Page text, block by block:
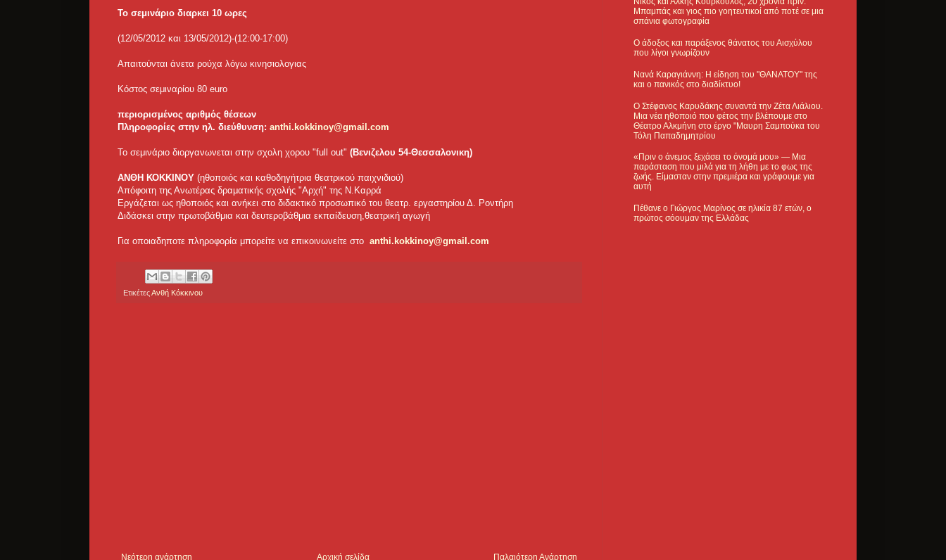
To σεμινάριο διαρκει 10 ωρες
(12/05/2012 και 13/05/2012)-(12:00-17:00)
Απαιτούνται άνετα ρούχα λόγω κινησιολογιας
Κόστος σεμιναρίου 80 euro
περιορισμένος αριθμός θέσεων
Πληροφορίες στην ηλ. διεύθυνση: anthi.kokkinoy@gmail.com
Το σεμινάριο διοργανωνεται στην σχολη χορου "full out" (Βενιζελου 54-Θεσσαλονικη)
ΑΝΘΗ ΚΟΚΚΙΝΟΥ (ηθοποιός και καθοδηγήτρια θεατρικού παιχνιδιού)
Απόφοιτη της Ανωτέρας δραματικής σχολής "Αρχή" της Ν.Καρρά
Εργάζεται ως ηθοποιός και ανήκει στο διδακτικό προσωπικό του θεατρ. εργαστηρίου Δ. Ροντήρη
Διδάσκει στην πρωτοβάθμια και δευτεροβάθμια εκπαίδευση,θεατρική αγωγή
Για οποιαδηποτε πληροφορία μπορείτε να επικοινωνείτε στο anthi.kokkinoy@gmail.com
ΕτικέτεςΑνθή Κόκκινου
Νεότερη ανάρτηση Παλαιότερη Ανάρτηση
Αρχική σελίδα
Μπαμπάς και γιος πιο γοητευτικοί από ποτέ σε μια
σπάνια φωτογραφία
Ο άδοξος και παράξενος θάνατος του Αισχύλου
που λίγοι γνωρίζουν
Νανά Καραγιάννη: Η είδηση του "ΘΑΝΑΤΟΥ" της
και ο πανικός στο διαδίκτυο!
Ο Στέφανος Καρυδάκης συναντά την Ζέτα Λιάλιου.
Μια νέα ηθοποιό που φέτος την βλέπουμε στο
Θέατρο Αλκμήνη στο έργο "Μαυρη Σαμπούκα του
Τόλη Παπαδημητρίου
«Πριν ο άνεμος ξεχάσει το όνομά μου» — Μια
παράσταση που μιλά για τη λήθη με το φως της
ζωής. Είμασταν στην πρεμιέρα και γράφουμε για
αυτή
Πέθανε ο Γιώργος Μαρίνος σε ηλικία 87 ετών, ο
πρώτος σόουμαν της Ελλάδας